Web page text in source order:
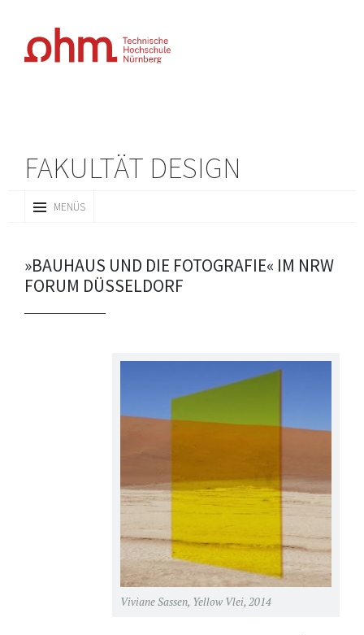
FAKULTÄT DESIGN
MENÜS
INHALT
»BAUHAUS UND DIE FOTOGRAFIE« IM NRW
FORUM DÜSSELDORF
Viviane Sassen, Yellow Vlei, 2014